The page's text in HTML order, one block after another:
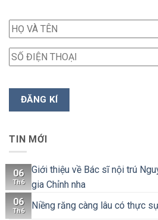
TIN MỚI
06
Th6
Giới thiệu về Bác sĩ nội trú
gia Chỉnh nha
06
Th6 Niềng răng càng lâu có thực